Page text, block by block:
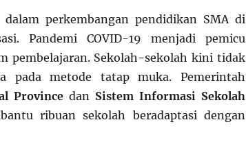
perkembangan pendidikan SMA di
Pandemi COVID-19 menjadi pemicu
pembelajaran. Sekolah-sekolah kini tidak
pada metode tatap muka. Pemerintah
Province dan Sistem Informasi Sekolah
ribuan sekolah beradaptasi dengan